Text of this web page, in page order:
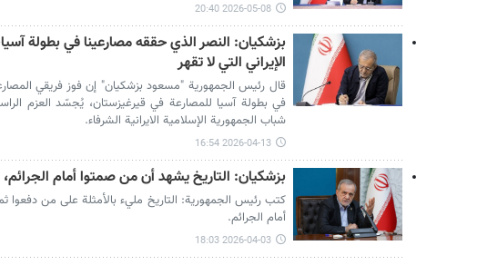
2026-05-08 20:40
بزشكيان: النصر الذي حققه مصارعينا في بطولة
الإيراني التي لا تقهر
قال رئيس الجمهورية "مسعود بزشكيان" إن فوز فريقي
في بطولة آسيا للمصارعة في قيرغيزستان، يُجسّد العزم
شباب الجمهورية الإسلامية الايرانية الشرفاء.
2026-04-13 16:54
بزشكيان: التاريخ يشهد أن من صمتوا أمام الجرائم،
كتب رئيس الجمهورية: التاريخ مليء بالأمثلة على من دفعوا
أمام الجرائم.
2026-04-03 18:03